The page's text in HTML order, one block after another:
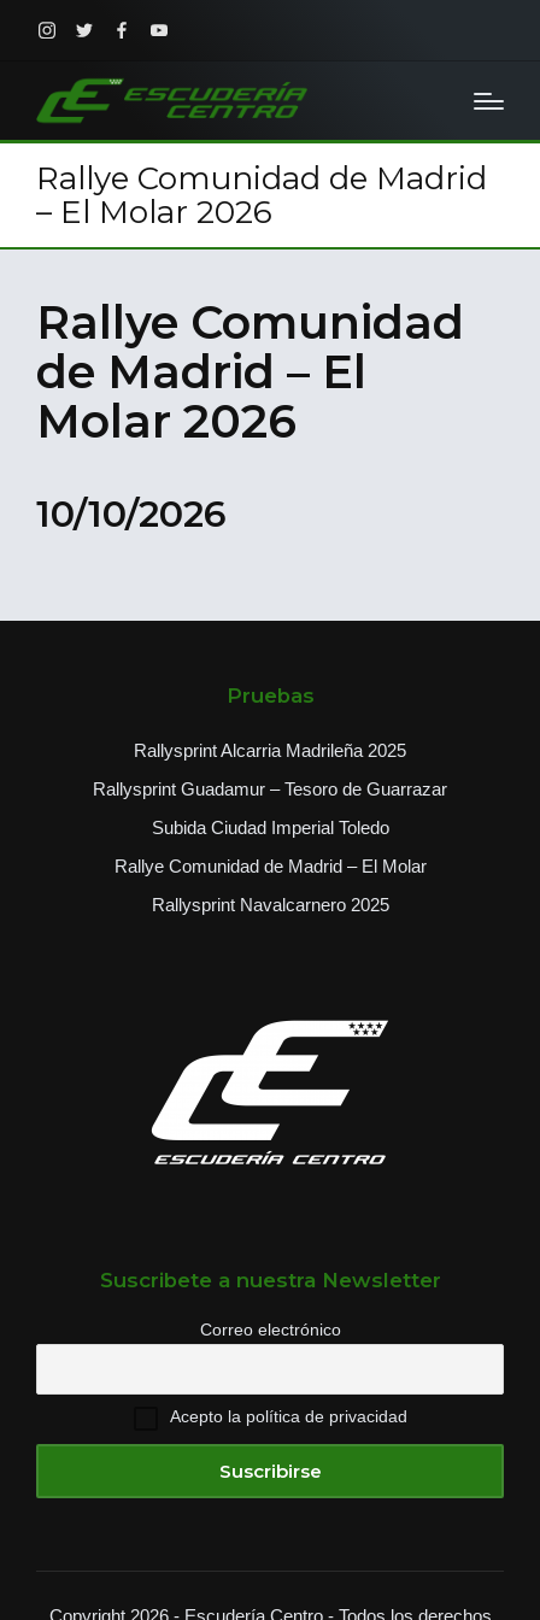
Instagram
TwitterFacebookYoutube
Rallye Comunidad de Madrid
– El Molar 2026
Rallye Comunidad
de Madrid – El
Molar 2026
10/10/2026
Pruebas
Rallysprint Alcarria Madrileña 2025
Rallysprint Guadamur – Tesoro de Guarrazar
Subida Ciudad Imperial Toledo
Rallye Comunidad de Madrid – El Molar
Rallysprint Navalcarnero 2025
Suscribete a nuestra Newsletter
Correo electrónico
Acepto la política de privacidad
Copyright 2026 - Escudería Centro - Todos los derechos